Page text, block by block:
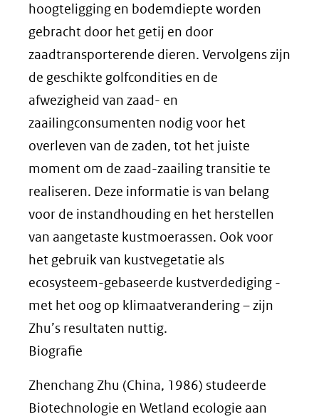
hoogteligging en bodemdiepte worden
gebracht door het getij en door
zaadtransporterende dieren. Vervolgens zijn
de geschikte golfcondities en de
afwezigheid van zaad- en
zaailingconsumenten nodig voor het
overleven van de zaden, tot het juiste
moment om de zaad-zaailing transitie te
realiseren. Deze informatie is van belang
voor de instandhouding en het herstellen
van aangetaste kustmoerassen. Ook voor
het gebruik van kustvegetatie als
ecosysteem-gebaseerde kustverdediging -
met het oog op klimaatverandering – zijn
Zhu’s resultaten nuttig.
Biografie
Zhenchang Zhu (China, 1986) studeerde
Biotechnologie en Wetland ecologie aan